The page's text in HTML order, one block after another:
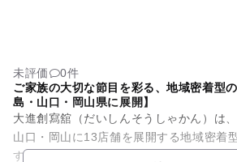
未評価
0件
ご家族の大切な節目を彩る、地域密着型
島・山口・岡山県に展開】
大進創寫舘（だいしんそうしゃかん）は
山口・岡山に13店舗を展開する地域密着
す。 七五三やお宮参り、誕生日、入園・